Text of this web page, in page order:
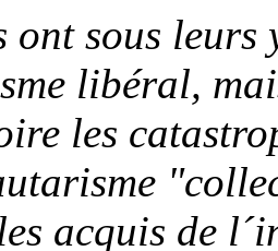
sous leurs
libéral,
les
acquis de